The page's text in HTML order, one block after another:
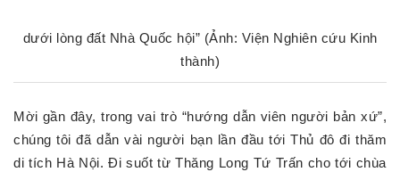
dưới lòng đất Nhà Quốc hội” (Ảnh: Viện Nghiên cứu Kinh
thành)
Mời gần đây, trong vai trò “hướng dẫn viên người bản xứ”,
chúng tôi đã dẫn vài người bạn lần đầu tới Thủ đô đi thăm
di tích Hà Nội. Đi suốt từ Thăng Long Tứ Trấn cho tới chùa